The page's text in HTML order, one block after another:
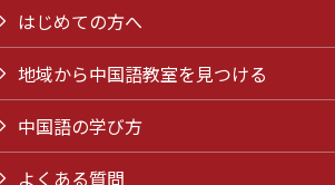
はじめての方へ
地域から中国語教室を見つける
中国語の学び方
よくある質問